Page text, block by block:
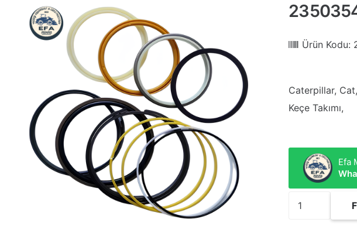
Ürün Kodu:
Caterpillar,
Keçe Takımı,
Efa
2350354